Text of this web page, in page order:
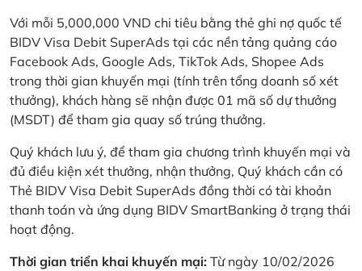
Với mỗi 5,000,000 VND chi tiêu bằng thẻ ghi nợ quốc tế
BIDV Visa Debit SuperAds tại các nền tảng quảng cáo
Facebook Ads, Google Ads, TikTok Ads, Shopee Ads
trong thời gian khuyến mại (tính trên tổng doanh số xét
thưởng), khách hàng sẽ nhận được 01 mã số dự thưởng
(MSDT) để tham gia quay số trúng thưởng.
Quý khách lưu ý, để tham gia chương trình khuyến mại và
đủ điều kiện xét thưởng, nhận thưởng, Quý khách cần có
Thẻ BIDV Visa Debit SuperAds đồng thời có tài khoản
thanh toán và ứng dụng BIDV SmartBanking ở trạng thái
hoạt động.
Thời gian triển khai khuyến mại: Từ ngày 10/02/2026